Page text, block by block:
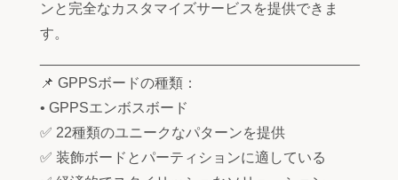
ンと完全なカスタマイズサービスを提供できま
す。
📌 GPPSボードの種類：
• GPPSエンボスボード
✅ 22種類のユニークなパターンを提供
✅ 装飾ボードとパーティションに適している